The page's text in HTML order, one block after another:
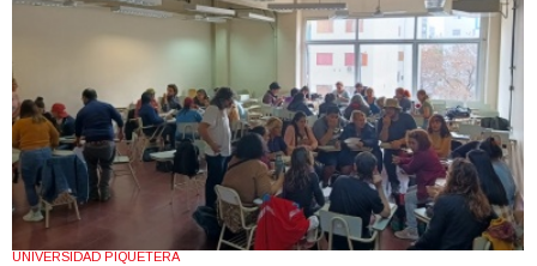
UNIVERSIDAD PIQUETERA